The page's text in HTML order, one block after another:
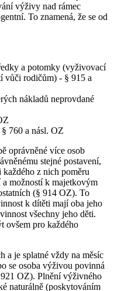
výživy nad rámec
To znamená, že se od
a potomky (vyživovací
vůči rodičům) - § 915 a
nákladů neprovdané
760 a násl. OZ
oprávněné více osob
stejné postavení,
z nich poměru
možností k majetkovým
(§ 914 OZ). To
k dítěti mají oba jeho
všechny jeho děti.
ovšem pro každého
a je splatné vždy na měsíc
se osoba výživou povinná
OZ). Plnění výživného
naturálně (poskytováním